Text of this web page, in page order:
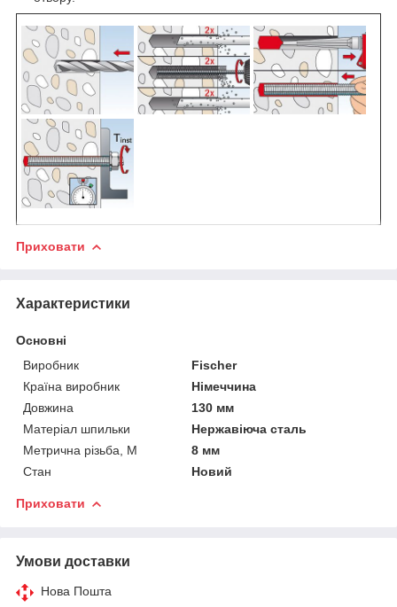
Приховати
Характеристики
Основні
Виробник
Fischer
Країна виробник
Німеччина
Довжина
130 мм
Матеріал шпильки
Нержавіюча сталь
Метрична різьба, М
8 мм
Стан
Новий
Приховати
Умови доставки
Нова Пошта